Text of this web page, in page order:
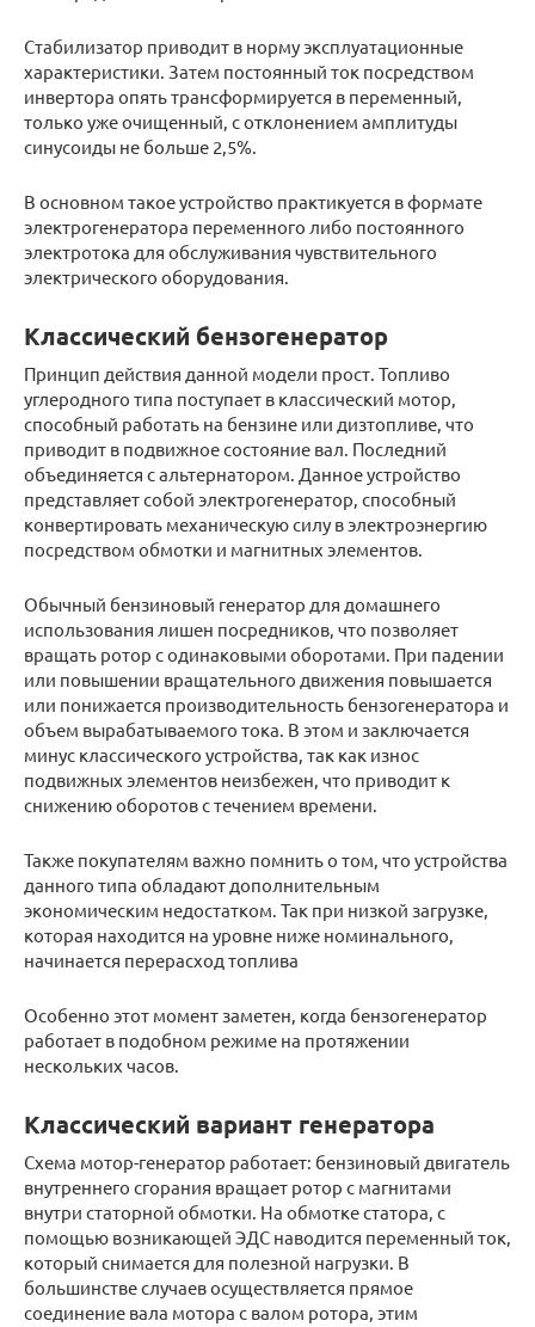
Стабилизатор приводит в норму эксплуатационные
характеристики. Затем постоянный ток посредством
инвертора опять трансформируется в переменный,
только уже очищенный, с отклонением амплитуды
синусоиды не больше 2,5%.
В основном такое устройство практикуется в формате
электрогенератора переменного либо постоянного
электротока для обслуживания чувствительного
электрического оборудования.
Классический бензогенератор
Принцип действия данной модели прост. Топливо
углеродного типа поступает в классический мотор,
способный работать на бензине или дизтопливе, что
приводит в подвижное состояние вал. Последний
объединяется с альтернатором. Данное устройство
представляет собой электрогенератор, способный
конвертировать механическую силу в электроэнергию
посредством обмотки и магнитных элементов.
Обычный бензиновый генератор для домашнего
использования лишен посредников, что позволяет
вращать ротор с одинаковыми оборотами. При падении
или повышении вращательного движения повышается
или понижается производительность бензогенератора и
объем вырабатываемого тока. В этом и заключается
минус классического устройства, так как износ
подвижных элементов неизбежен, что приводит к
снижению оборотов с течением времени.
Также покупателям важно помнить о том, что устройства
данного типа обладают дополнительным
экономическим недостатком. Так при низкой загрузке,
которая находится на уровне ниже номинального,
начинается перерасход топлива
Особенно этот момент заметен, когда бензогенератор
работает в подобном режиме на протяжении
нескольких часов.
Классический вариант генератора
Схема мотор-генератор работает: бензиновый двигатель
внутреннего сгорания вращает ротор с магнитами
внутри статорной обмотки. На обмотке статора, с
помощью возникающей ЭДС наводится переменный ток,
который снимается для полезной нагрузки. В
большинстве случаев осуществляется прямое
соединение вала мотора с валом ротора, этим